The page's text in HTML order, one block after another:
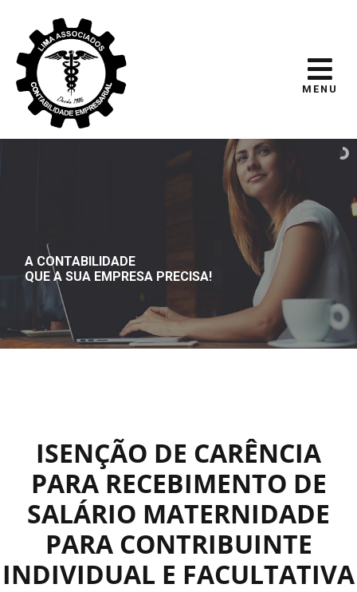
MENU
A CONTABILIDADE
QUE A SUA EMPRESA PRECISA!
ISENÇÃO DE CARÊNCIA
PARA RECEBIMENTO DE
SALÁRIO MATERNIDADE
PARA CONTRIBUINTE
INDIVIDUAL E FACULTATIVA